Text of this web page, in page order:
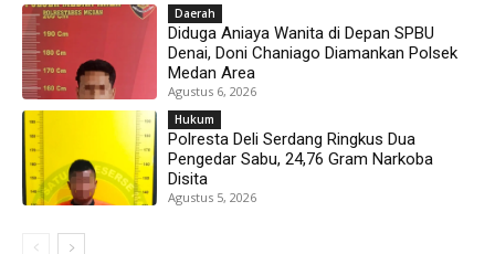
Daerah
Diduga Aniaya Wanita di Depan SPBU
Denai, Doni Chaniago Diamankan Polsek
Medan Area
Agustus 6, 2026
Hukum
Polresta Deli Serdang Ringkus Dua
Pengedar Sabu, 24,76 Gram Narkoba
Disita
Agustus 5, 2026